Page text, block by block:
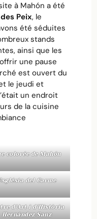
à Mahón a été
Peix, le
été séduites
stands
ainsi que les
une pause
est ouvert du
le jeudi et
un endroit
de la cuisine
colorée de Mahón
del Carme
d’Art i d’Història
Hernández Sanz